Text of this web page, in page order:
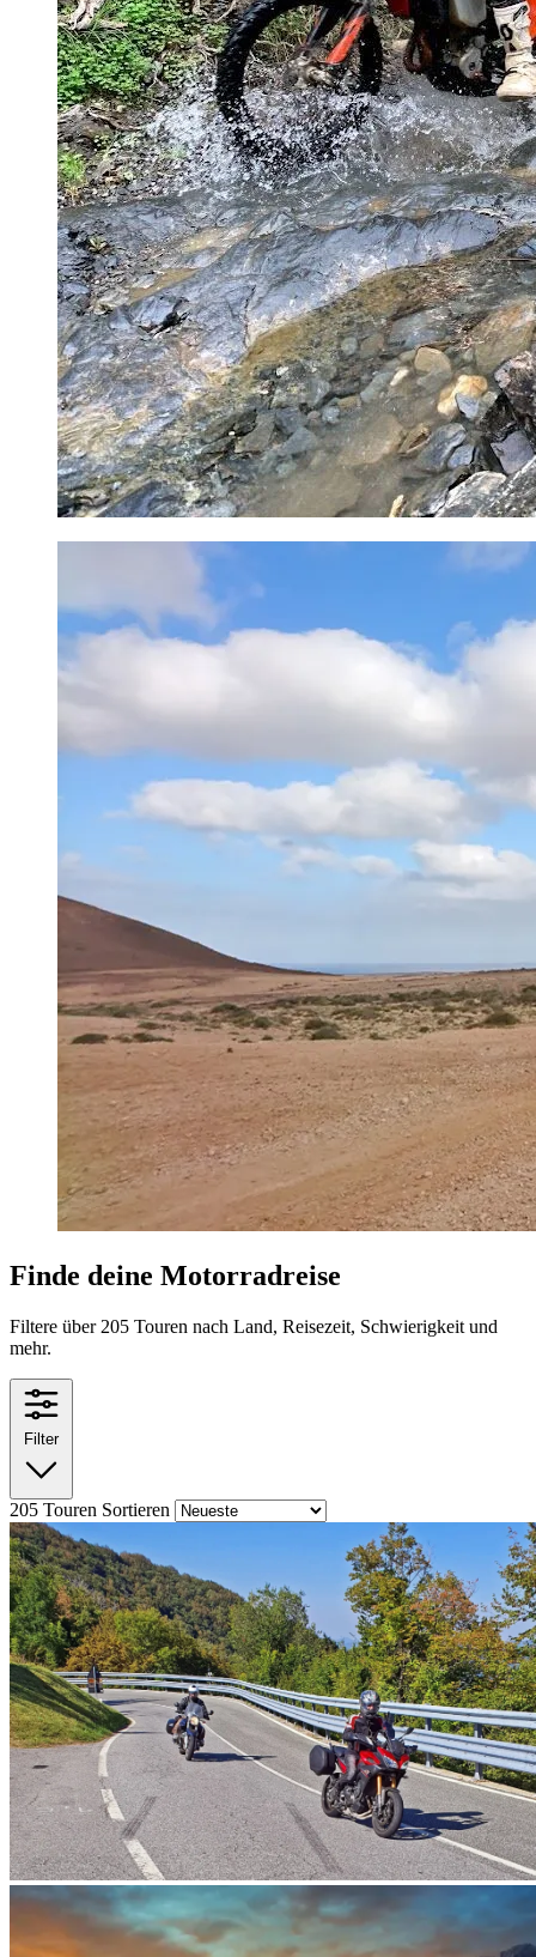
Finde deine Motorradreise
Filtere über 205 Touren nach Land, Reisezeit, Schwierigkeit und
mehr.
Filter
205 Touren Sortieren